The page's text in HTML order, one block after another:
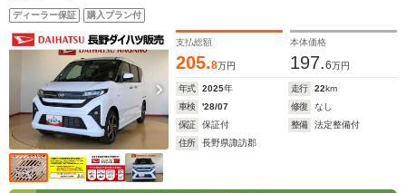
ディーラー保証 購入プラン付
支払総額
205.8万円
本体価格
197.6万円
年式 2025年 走行 22km
車検
'28/07 修復
なし
保証
保証付 整備
法定整備付
住所
長野県諏訪郡